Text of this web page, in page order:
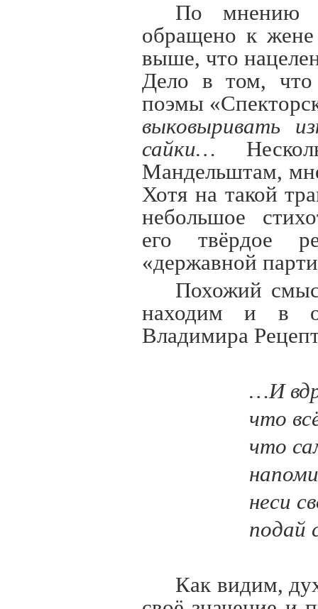
По мнению
обращено к
выше, что
Дело в том, что
поэмы
выковыривать
сайки…
Мандельштам,
Хотя на такой
небольшое
его твёрдое
«державной
Похожий
находим и в
Владимира
…И
что
что
неси
подай
Как видим,